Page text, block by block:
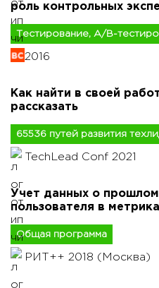
роль контрольных
Тестирование, A/B-
2016
Как найти в своей
рассказать
65536 путей развития
TechLead Conf 2021
Учет данных о
пользователя в
Общая программа
РИТ++ 2018 (Москва)